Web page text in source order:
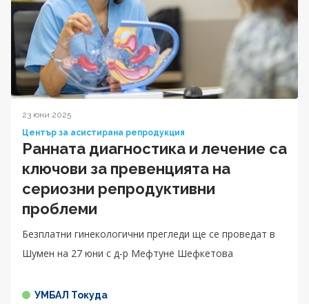
23 юни 2025
Център за асистирана репродукция
Ранната диагностика и лечение са
ключови за превенцията на
сериозни репродуктивни
проблеми
Безплатни гинекологични прегледи ще се проведат в
Шумен на 27 юни с д-р Мефтуне Шефкетова
УМБАЛ Токуда